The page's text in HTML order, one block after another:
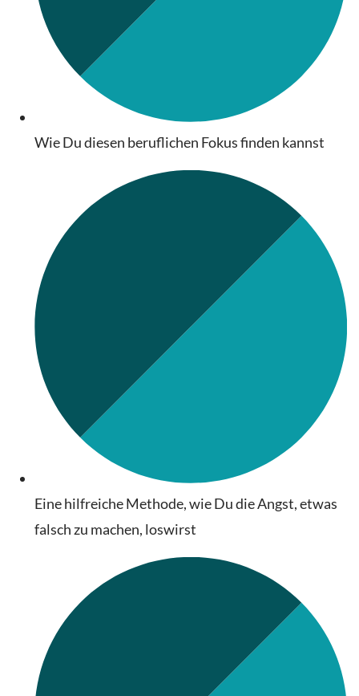
Wie Du diesen beruflichen Fokus finden kannst
Eine hilfreiche Methode, wie Du die Angst, etwas
falsch zu machen, loswirst